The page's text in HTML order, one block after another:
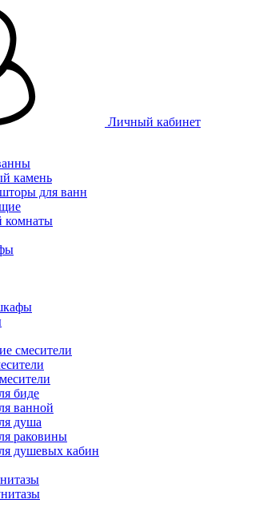
Личный кабинет
камень
для ванн
комнаты
смесители
биде
ванной
душа
раковины
душевых кабин